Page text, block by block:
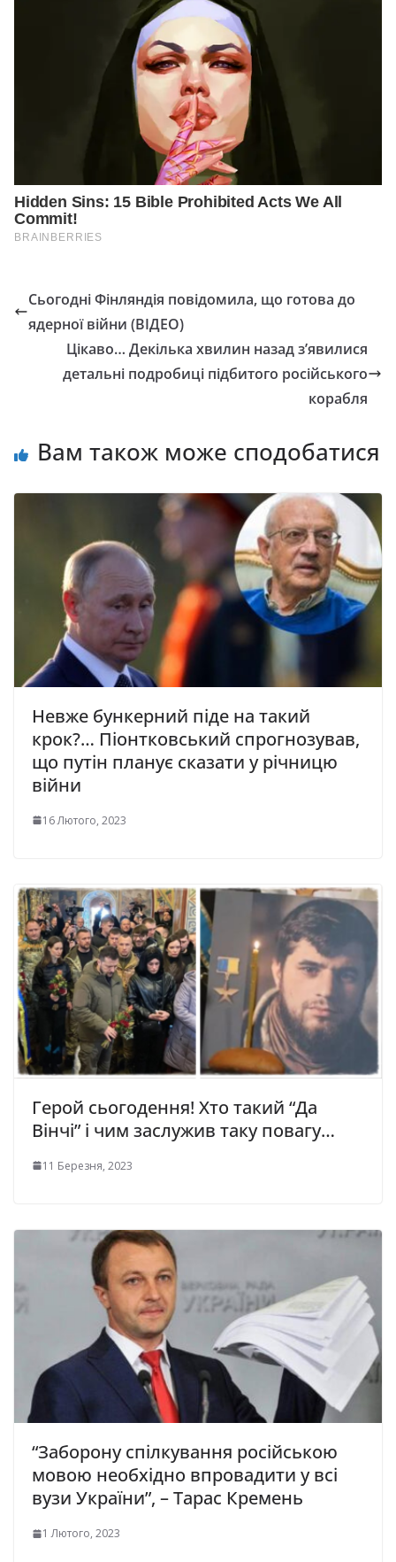
Сьогодні Фінляндія повідомила, що готова до
ядерної війни (ВІДЕО)
Цікаво… Декілька хвилин назад з’явилися
детальні подробиці підбитого російського
корабля
Вам також може сподобатися
Невже бункерний піде на такий
крок?… Піонтковський спрогнозував,
що путін планує сказати у річницю
війни
16 Лютого, 2023
Герой сьогодення! Хто такий “Дa
Вiнчi” і чим заслужив таку повагу…
11 Березня, 2023
“Заборону спілкування російською
мовою необхідно впровадити у всі
вузи України”, – Тарас Кремень
1 Лютого, 2023